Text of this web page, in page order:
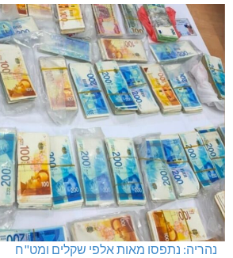
נהריה: נתפסו מאות אלפי שקלים ומט"ח